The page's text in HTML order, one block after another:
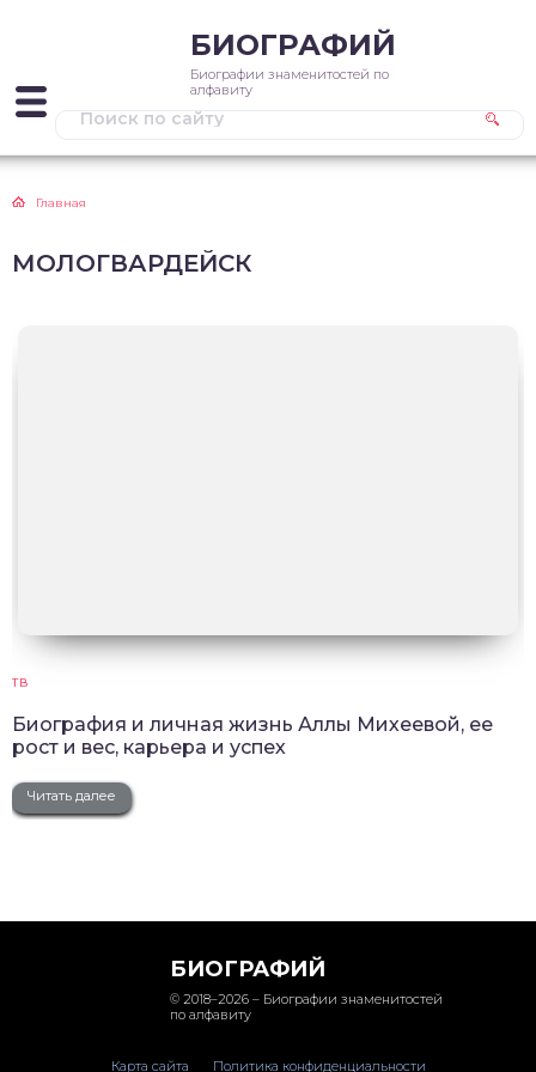
БИОГРАФИЙ
Биографии знаменитостей по
алфавиту
Главная
МОЛОГВАРДЕЙСК
ТВ
Биография и личная жизнь Аллы Михеевой, ее
рост и вес, карьера и успех
Читать далее
БИОГРАФИЙ
© 2018–2026 – Биографии знаменитостей
по алфавиту
Карта сайта Политика конфиденциальности